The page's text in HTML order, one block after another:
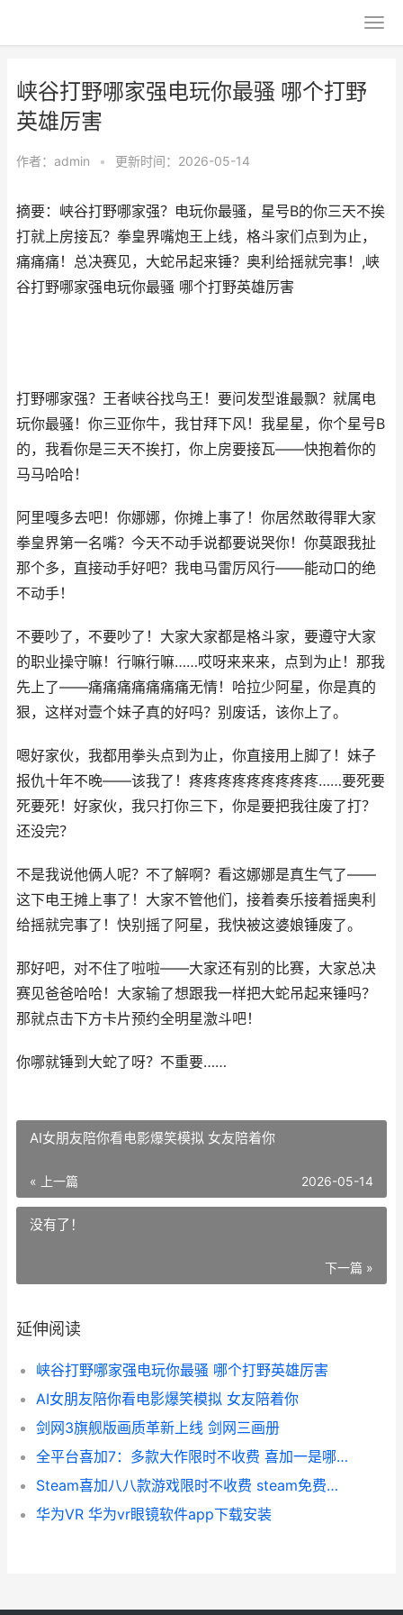
峡谷打野哪家强电玩你最骚 哪个打野
英雄厉害
作者： admin • 更新时间：2026-05-14
摘要：峡谷打野哪家强？电玩你最骚，星号B的你三天不挨
打就上房接瓦？拳皇界嘴炮王上线，格斗家们点到为止，
痛痛痛！总决赛见，大蛇吊起来锤？奥利给摇就完事！,峡
谷打野哪家强电玩你最骚 哪个打野英雄厉害
打野哪家强？王者峡谷找鸟王！要问发型谁最飘？就属电
玩你最骚！你三亚你牛，我甘拜下风！我星星，你个星号B
的，我看你是三天不挨打，你上房要接瓦——快抱着你的
马马哈哈！
阿里嘎多去吧！你娜娜，你摊上事了！你居然敢得罪大家
拳皇界第一名嘴？今天不动手说都要说哭你！你莫跟我扯
那个多，直接动手好吧？我电马雷厉风行——能动口的绝
不动手！
不要吵了，不要吵了！大家大家都是格斗家，要遵守大家
的职业操守嘛！行嘛行嘛……哎呀来来来，点到为止！那我
先上了——痛痛痛痛痛痛痛无情！哈拉少阿星，你是真的
狠，这样对壹个妹子真的好吗？别废话，该你上了。
嗯好家伙，我都用拳头点到为止，你直接用上脚了！妹子
报仇十年不晚——该我了！疼疼疼疼疼疼疼疼疼……要死要
死要死！好家伙，我只打你三下，你是要把我往废了打？
还没完？
不是我说他俩人呢？不了解啊？看这娜娜是真生气了——
这下电王摊上事了！大家不管他们，接着奏乐接着摇奥利
给摇就完事了！快别摇了阿星，我快被这婆娘锤废了。
那好吧，对不住了啦啦——大家还有别的比赛，大家总决
赛见爸爸哈哈！大家输了想跟我一样把大蛇吊起来锤吗？
那就点击下方卡片预约全明星激斗吧！
你哪就锤到大蛇了呀？不重要……
AI女朋友陪你看电影爆笑模拟 女友陪着你
« 上一篇 2026-05-14
没有了！
下一篇 »
延伸阅读
峡谷打野哪家强电玩你最骚 哪个打野英雄厉害
AI女朋友陪你看电影爆笑模拟 女友陪着你
剑网3旗舰版画质革新上线 剑网三画册
全平台喜加7：多款大作限时不收费 喜加一是哪个平台
Steam喜加八八款游戏限时不收费 steam免费喜加一持续更新
华为VR 华为vr眼镜软件app下载安装